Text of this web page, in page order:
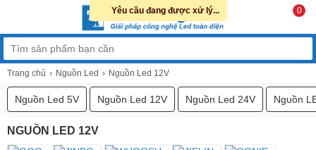
0
Trang chủ Nguồn Led Nguồn Led 12V
Nguồn Led 5V Nguồn Led 12V Nguồn Led 24V Nguồn
NGUỒN LED 12V
Yêu cầu đang được xử lý...